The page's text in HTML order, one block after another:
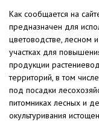
Как сообщается на
предназначен для
цветоводстве, лесном
участках для
продукции
территорий, в том
под посадки
питомниках лесных и
окультуривания